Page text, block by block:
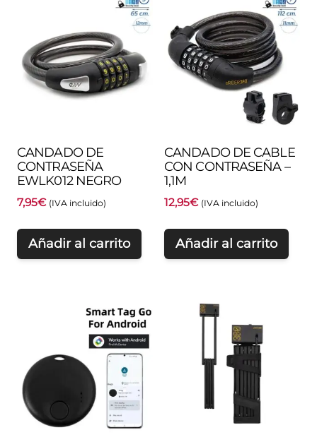
CANDADO DE
CONTRASEÑA
EWLK012 NEGRO
7,95€ (IVA incluido)
Añadir al carrito
CANDADO DE CABLE
CON CONTRASEÑA –
1,1M
12,95€ (IVA incluido)
Añadir al carrito